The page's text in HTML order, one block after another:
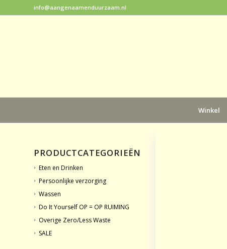
info@aangenaamenduurzaam.nl
Winkel
PRODUCTCATEGORIEËN
Eten en Drinken
Persoonlijke verzorging
Wassen
Do It Yourself OP = OP RUIMING
Overige Zero/Less Waste
SALE